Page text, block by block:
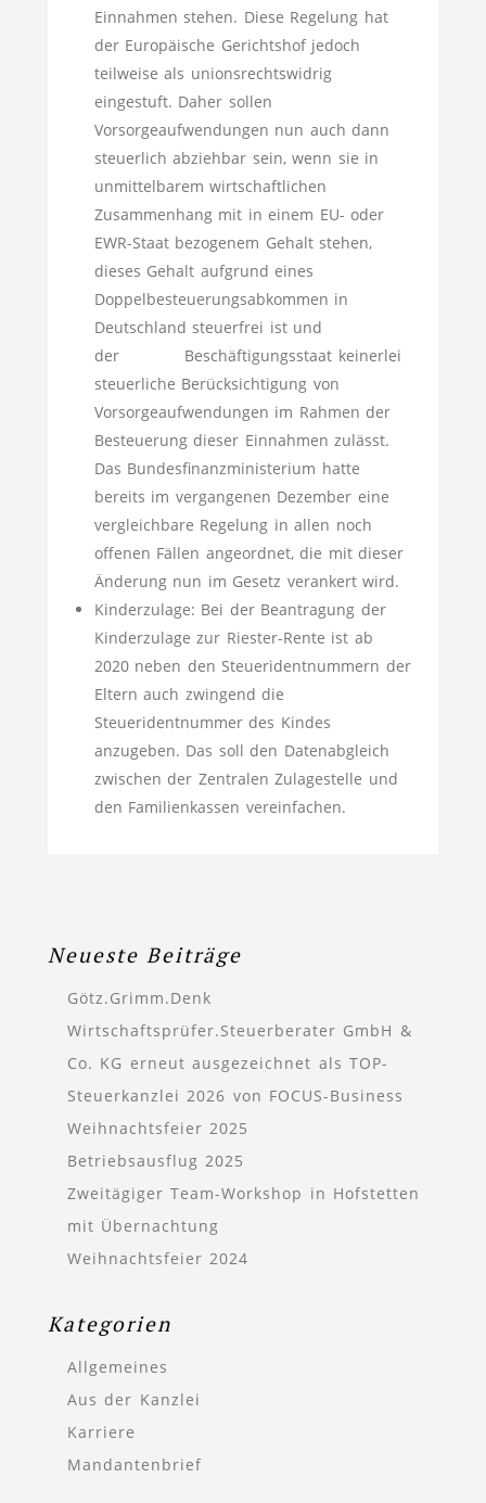
Einnahmen stehen. Diese Regelung hat
der Europäische Gerichtshof jedoch
teilweise als unionsrechtswidrig
eingestuft. Daher sollen
Vorsorgeaufwendungen nun auch dann
steuerlich abziehbar sein, wenn sie in
unmittelbarem wirtschaftlichen
Zusammenhang mit in einem EU- oder
EWR-Staat bezogenem Gehalt stehen,
dieses Gehalt aufgrund eines
Doppelbesteuerungsabkommen in
Deutschland steuerfrei ist und
der Beschäftigungsstaat keinerlei
steuerliche Berücksichtigung von
Vorsorgeaufwendungen im Rahmen der
Besteuerung dieser Einnahmen zulässt.
Das Bundesfinanzministerium hatte
bereits im vergangenen Dezember eine
vergleichbare Regelung in allen noch
offenen Fällen angeordnet, die mit dieser
Änderung nun im Gesetz verankert wird.
Kinderzulage: Bei der Beantragung der
Kinderzulage zur Riester-Rente ist ab
2020 neben den Steueridentnummern der
Eltern auch zwingend die
Steueridentnummer des Kindes
anzugeben. Das soll den Datenabgleich
zwischen der Zentralen Zulagestelle und
den Familienkassen vereinfachen.
Neueste Beiträge
Götz.Grimm.Denk
Wirtschaftsprüfer.Steuerberater GmbH &
Co. KG erneut ausgezeichnet als TOP-
Steuerkanzlei 2026 von FOCUS-Business
Weihnachtsfeier 2025
Betriebsausflug 2025
Zweitägiger Team-Workshop in Hofstetten
mit Übernachtung
Weihnachtsfeier 2024
Kategorien
Allgemeines
Aus der Kanzlei
Karriere
Mandantenbrief